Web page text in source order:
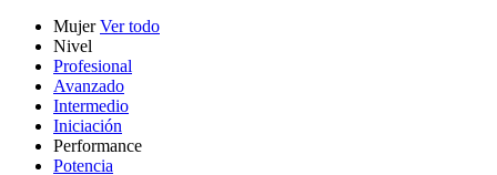
MujerVer todo
Nivel
Profesional
Avanzado
Intermedio
Iniciación
Performance
Potencia